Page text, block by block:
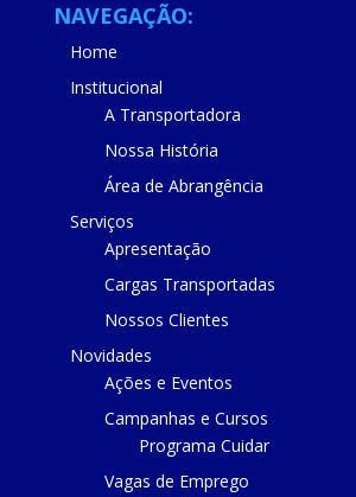
NAVEGAÇÃO:
Home
Institucional
A Transportadora
Nossa História
Área de Abrangência
Serviços
Apresentação
Cargas Transportadas
Nossos Clientes
Novidades
Ações e Eventos
Campanhas e Cursos
Programa Cuidar
Vagas de Emprego